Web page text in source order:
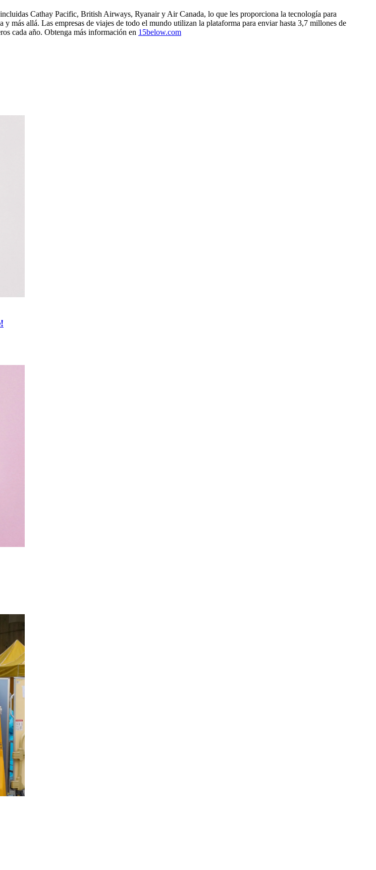
Cathay Pacific, British Airways, Ryanair y Air Canada, lo que les proporciona la tecnología para
y más allá. Las empresas de viajes de todo el mundo utilizan la plataforma para enviar hasta 3,7 millones de
cada año. Obtenga más información en 15below.com